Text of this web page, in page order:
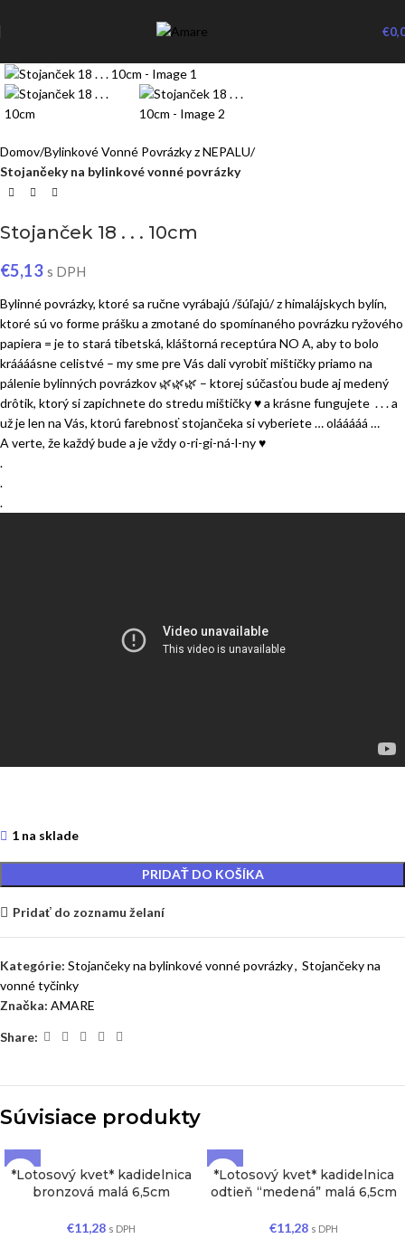
€
Domov Bylinkové Vonné Povrázky z NEPALU
Stojančeky na bylinkové vonné povrázky
Stojanček 18 . . . 10cm
€5,13 s DPH
Bylinné povrázky, ktoré sa ručne vyrábajú /šúľajú/ z himalájskych bylín,
ktoré sú vo forme prášku a zmotané do spomínaného povrázku ryžového
papiera = je to stará tibetská, kláštorná receptúra NO A, aby to bolo
kráááásne celistvé – my sme pre Vás dali vyrobiť mištičky priamo na
pálenie bylinných povrázkov 🌿🌿🌿 – ktorej súčasťou bude aj medený
drôtik, ktorý si zapichnete do stredu mištičky ♥ a krásne fungujete . . . a
už je len na Vás, ktorú farebnosť stojančeka si vyberiete … olááááá …
A verte, že každý bude a je vždy o-ri-gi-ná-l-ny ♥
.
.
.
1 na sklade
PRIDAŤ DO KOŠÍKA
Pridať do zoznamu želaní
Kategórie: Stojančeky na bylinkové vonné povrázky, Stojančeky na
vonné tyčinky
Značka: AMARE
Share:
Súvisiace produkty
*Lotosový kvet* kadidelnica
bronzová malá 6,5cm
€11,28 s DPH
*Lotosový kvet* kadidelnica
odtieň “medená” malá 6,5cm
€11,28 s DPH